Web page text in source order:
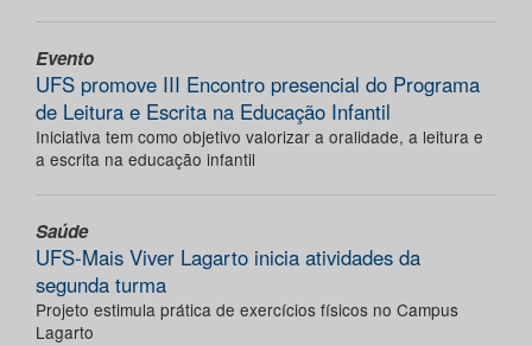
Evento
UFS promove III Encontro presencial do Programa
de Leitura e Escrita na Educação Infantil
Iniciativa tem como objetivo valorizar a oralidade, a leitura e
a escrita na educação infantil
Saúde
UFS-Mais Viver Lagarto inicia atividades da
segunda turma
Projeto estimula prática de exercícios físicos no Campus
Lagarto